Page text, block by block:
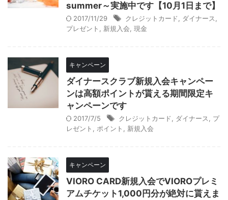
summer～実施中です【10月1日まで】
2017/11/29 クレジットカード ダイナース
プレゼント
新規入会 現金
キャンペーン
ダイナースクラブ新規入会キャンペー
ンは高額ポイントが貰える期間限定キ
ャンペーンです
2017/7/5 クレジットカード ダイナース
プ
レゼント
ポイント 新規入会
キャンペーン
VIORO CARD新規入会でVIOROプレミ
アムチケット1,000円分が絶対に貰えま